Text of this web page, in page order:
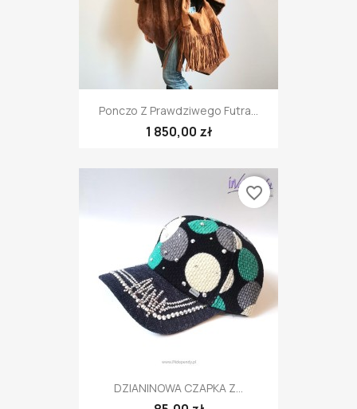
Ponczo Z Prawdziwego Futra...
1 850,00 zł
DZIANINOWA CZAPKA Z...
favorite_border